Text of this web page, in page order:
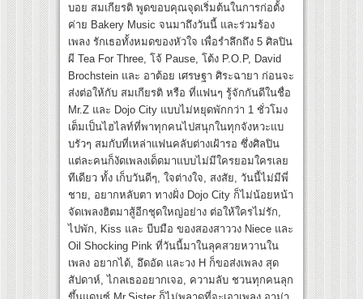
บอย สมเกียรติ พูดขอบคุณจุดเริ่มต้นในการก่อตั้ง
ค่าย Bakery Music จนมาถึงวันนี้ และร่วมร้อง
เพลง รักเธอทั้งหมดของหัวใจ เพื่อรำลึกถึง 5 ศิลปิน
ผี Tea For Three, โจ้ Pause, โต้ง P.O.P, David
Brochstein และ อาต้อย เศรษฐา ศิระฉายา ก่อนจะ
ส่งต่อให้กับ สมเกียรติ หรือ ที่แฟนๆ รู้จักกันดีในชื่อ
Mr.Z และ Dojo City แบบไม่หยุดพักกว่า 1 ชั่วโมง
เต็มเป็นไฮไลท์ที่พาทุกคนไปสนุกในทุกจังหวะแบ
บรัวๆ สมกับที่เหล่าแฟนคลับต่างเฝ้ารอ ซึ่งศิลปิน
แต่ละคนก็งัดเพลงเด็ดมาแบบไม่มีใครยอมใครเลย
ทีเดียว ทั้ง เก็บวันดีๆ, ใจต่างใจ, สงสัย, วันนี้ไม่มีพี่
ชาย, อยากหลับตา ทางฝั่ง Dojo City ก็ไม่น้อยหน้า
จัดเพลงฮิตมาสู้อีกชุดใหญ่อย่าง ต่อให้ใครไม่รัก,
ไปพัก, Kiss และ บีบมือ ของสองสาววง Niece และ
Oil Shocking Pink ที่วันนี้มาในลุคสวยหวานใน
เพลง อยากได้, อึดอัด และวง H ก็ขอส่งเพลง สุด
สัปดาห์, ไกลเธออยากเจอ, ความลับ ชวนทุกคนลุก